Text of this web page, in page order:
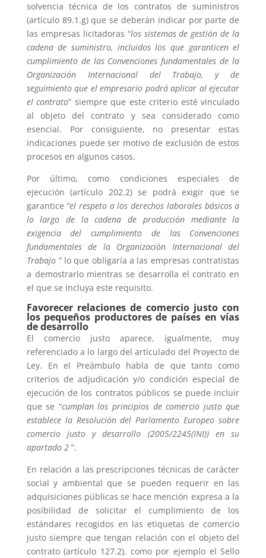
solvencia técnica de los contratos de suministros
(artículo 89.1.g) que se deberán indicar por parte de
las empresas licitadoras “los sistemas de gestión de la
cadena de suministro, incluidos los que garanticen el
cumplimiento de las Convenciones fundamentales de la
Organización Internacional del Trabajo, y de
seguimiento que el empresario podrá aplicar al ejecutar
el contrato” siempre que este criterio esté vinculado
al objeto del contrato y sea considerado como
esencial. Por consiguiente, no presentar estas
indicaciones puede ser motivo de exclusión de estos
procesos en algunos casos.
Por último, como condiciones especiales de
ejecución (artículo 202.2) se podrá exigir que se
garantice “el respeto a los derechos laborales básicos a
lo largo de la cadena de producción mediante la
exigencia del cumplimiento de las Convenciones
fundamentales de la Organización Internacional del
Trabajo ” lo que obligaría a las empresas contratistas
a demostrarlo mientras se desarrolla el contrato en
el que se incluya este requisito.
Favorecer relaciones de comercio justo con
los pequeños productores de países en vías
de desarrollo
El comercio justo aparece, igualmente, muy
referenciado a lo largo del artículado del Proyecto de
Ley. En el Preámbulo habla de que tanto como
criterios de adjudicación y/o condición especial de
ejecución de los contratos públicos se puede incluir
que se “cumplan los principios de comercio justo que
establece la Resolución del Parlamento Europeo sobre
comercio justo y desarrollo (2005/2245(INI)) en su
apartado 2 ”.
En relación a las prescripciones técnicas de carácter
social y ambiental que se pueden requerir en las
adquisiciones públicas se hace mención expresa a la
posibilidad de solicitar el cumplimiento de los
estándares recogidos en las etiquetas de comercio
justo siempre que tengan relación con el objeto del
contrato (artículo 127.2), como por ejemplo el Sello